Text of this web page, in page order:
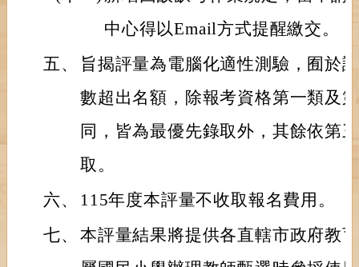
中心得以Email方式提醒繳交。
五、
旨揭評量為電腦化適性測驗，囿於
數超出名額，除報考資格第一類及
同，皆為最優先錄取外，其餘依第
取。
六、
115年度本評量不收取報名費用。
七、 本評量結果將提供各直轄市政府教